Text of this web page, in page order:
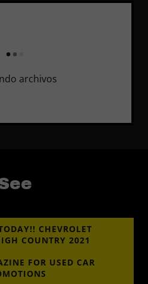
archivos
CHEVROLET
COUNTRY 2021
FOR USED CAR